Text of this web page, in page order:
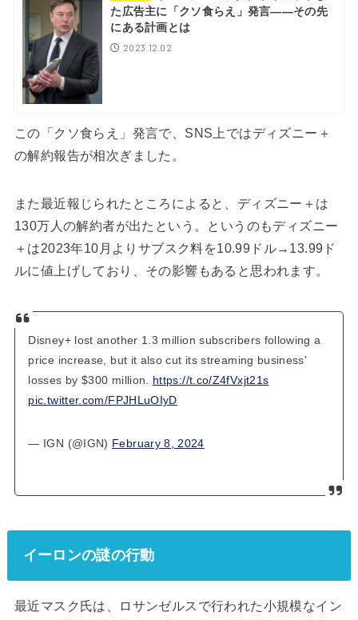
た広告主に「クソ食らえ」発言――その先
にある計画とは
2023.12.02
この「クソ食らえ」発言で、SNS上ではディズニー＋
の解約報告が相次ぎました。
また最近報じられたところによると、ディズニー＋は
130万人の解約者が出たという。というのもディズニー
＋は2023年10月よりサブスク料を10.99ドル→13.99ド
ルに値上げしており、その影響もあると思われます。
Disney+ lost another 1.3 million subscribers following a
price increase, but it also cut its streaming business'
losses by $300 million. https://t.co/Z4fVxjt21s
pic.twitter.com/FPJHLuOIyD
— IGN (@IGN) February 8, 2024
イーロンの謎の行動
最近マスク氏は、ロサンゼルスで行われた小規模なイン